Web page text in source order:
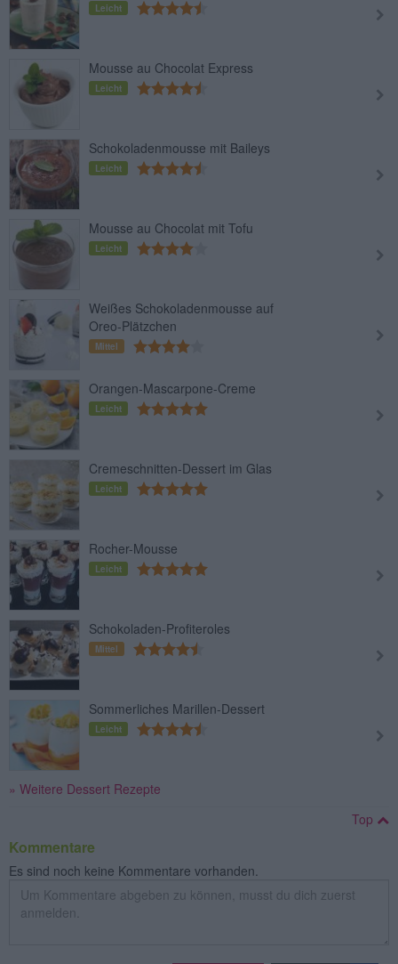
Leicht
Mousse au Chocolat Express
Leicht
Schokoladenmousse mit Baileys
Leicht
Mousse au Chocolat mit Tofu
Leicht
Weißes Schokoladenmousse auf
Oreo-Plätzchen
Mittel
Orangen-Mascarpone-Creme
Leicht
Cremeschnitten-Dessert im Glas
Leicht
Rocher-Mousse
Leicht
Schokoladen-Profiteroles
Mittel
Sommerliches Marillen-Dessert
Leicht
» Weitere Dessert Rezepte
Top
Kommentare
Es sind noch keine Kommentare vorhanden.